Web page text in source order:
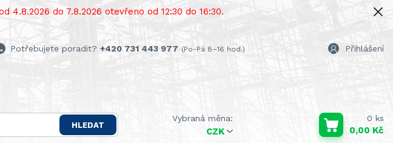
do 7.8.2026 otevřeno od 12:30 do 16:30.
CZK
Přihlášení
HLEDAT
Potřebujete poradit? +420 731 443 977 (Po-Pá 8–16 hod.)
0 ks
0,00 Kč